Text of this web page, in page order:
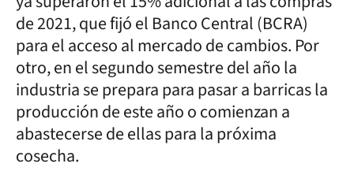
de 2021, que fijó el Banco Central (BCRA)
para el acceso al mercado de cambios. Por
otro, en el segundo semestre del año la
industria se prepara para pasar a barricas la
producción de este año o comienzan a
abastecerse de ellas para la próxima
cosecha.